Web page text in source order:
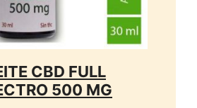
CBD FULL
500 MG